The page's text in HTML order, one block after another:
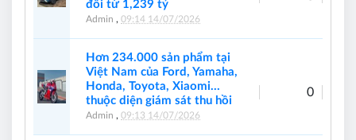
đổi từ 1,239 tỷ
Admin , 09:14 14/07/2026
Hơn 234.000 sản phẩm tại
Việt Nam của Ford, Yamaha,
Honda, Toyota, Xiaomi…
thuộc diện giám sát thu hồi
Admin , 09:13 14/07/2026
0